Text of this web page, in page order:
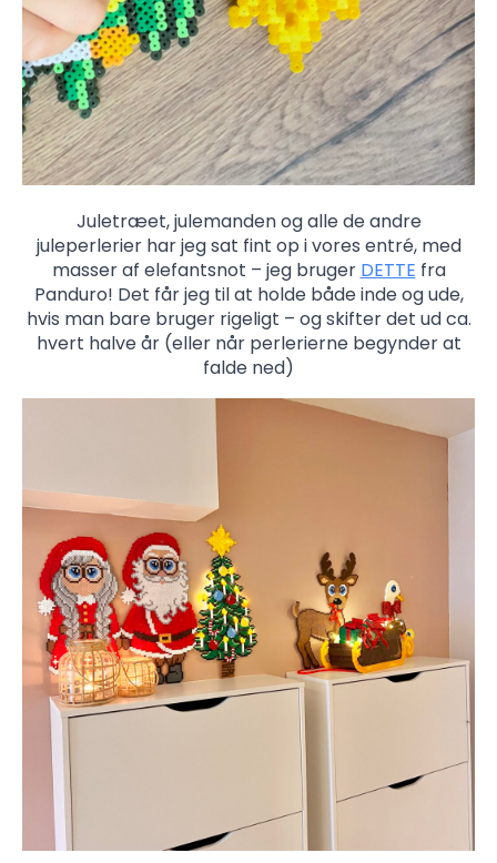
Juletræet, julemanden og alle de andre
juleperlerier har jeg sat fint op i vores entré, med
masser af elefantsnot – jeg bruger DETTE fra
Panduro! Det får jeg til at holde både inde og ude,
hvis man bare bruger rigeligt – og skifter det ud ca.
hvert halve år (eller når perlerierne begynder at
falde ned)